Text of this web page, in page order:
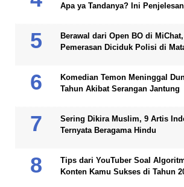
Apa ya Tandanya? Ini
Berawal dari Open BO di
Pemerasan Diciduk Polisi di
Komedian Temon Meninggal
Tahun Akibat Serangan Jantung
Sering Dikira Muslim, 9 Artis
Ternyata Beragama Hindu
Tips dari YouTuber Soal
Konten Kamu Sukses di Tahun